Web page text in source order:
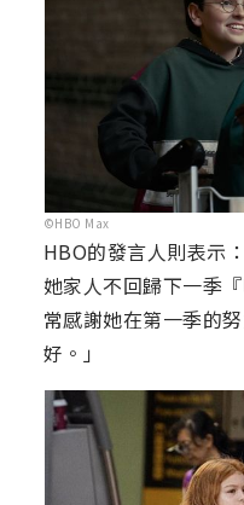
©HBO Max
HBO的發言人則表示
她家人不回歸下一季
常感謝她在第一季的
好。」